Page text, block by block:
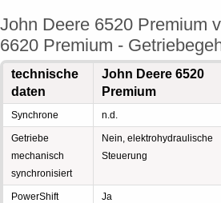
John Deere 6520 Premium
6620 Premium -
technische
daten
John Deere 6520
Premium
Synchrone n.d.
Getriebe
mechanisch
synchronisiert
Nein, elektrohydraulische
Steuerung
PowerShift Ja